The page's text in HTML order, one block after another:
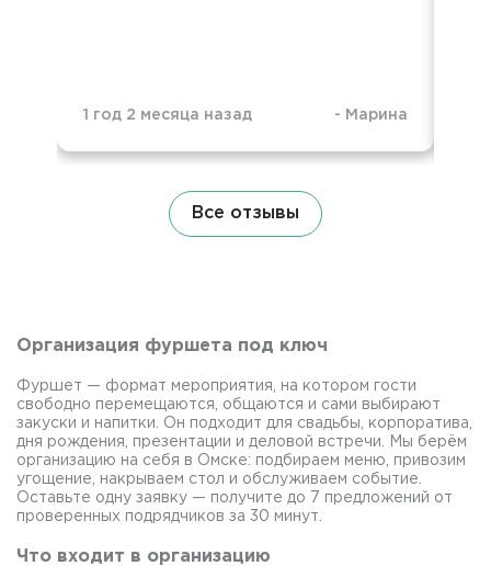
1 год 2 месяца назад - Марина
Все отзывы
Организация фуршета под ключ
Фуршет — формат мероприятия, на котором гости
свободно перемещаются, общаются и сами выбирают
закуски и напитки. Он подходит для свадьбы, корпоратива,
дня рождения, презентации и деловой встречи. Мы берём
организацию на себя в Омске: подбираем меню, привозим
угощение, накрываем стол и обслуживаем событие.
Оставьте одну заявку — получите до 7 предложений от
проверенных подрядчиков за 30 минут.
Что входит в организацию